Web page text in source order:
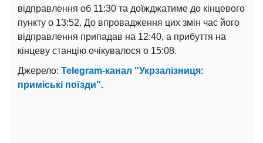
відправлення об 11:30 та доїжджатиме до кінцевого
пункту о 13:52. До впровадження цих змін час його
відправлення припадав на 12:40, а прибуття на
кінцеву станцію очікувалося о 15:08.
Джерело: Telegram-канал "Укрзалізниця:
приміські поїзди".